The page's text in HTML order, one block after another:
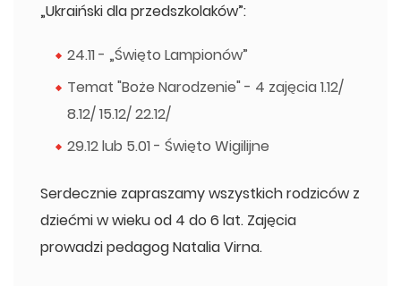
„Ukraiński dla przedszkolaków”:
24.11 - „Święto Lampionów”
Temat "Boże Narodzenie" - 4 zajęcia 1.12/
8.12/ 15.12/ 22.12/
29.12 lub 5.01 - Święto Wigilijne
Serdecznie zapraszamy wszystkich rodziców z
dziećmi w wieku od 4 do 6 lat. Zajęcia
prowadzi pedagog Natalia Virna.